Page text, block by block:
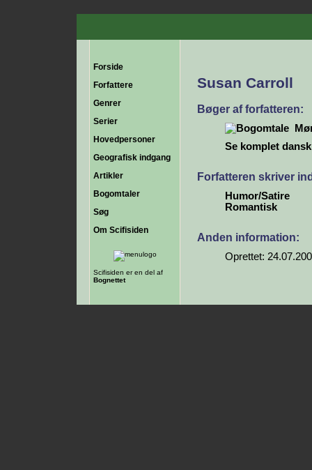
Forside
Forfattere
Genrer
Serier
Hovedpersoner
Geografisk indgang
Artikler
Bogomtaler
Søg
Om Scifisiden
Scifisiden er en del af
Bognettet
Susan Carroll
Bøger af forfatteren:
Se komplet
Forfatteren skriver
Humor/Satire
Romantisk
Anden information:
Oprettet: